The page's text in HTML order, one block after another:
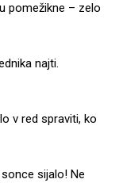
pomežikne – zelo
najti.
v red spraviti, ko
sijalo! Ne